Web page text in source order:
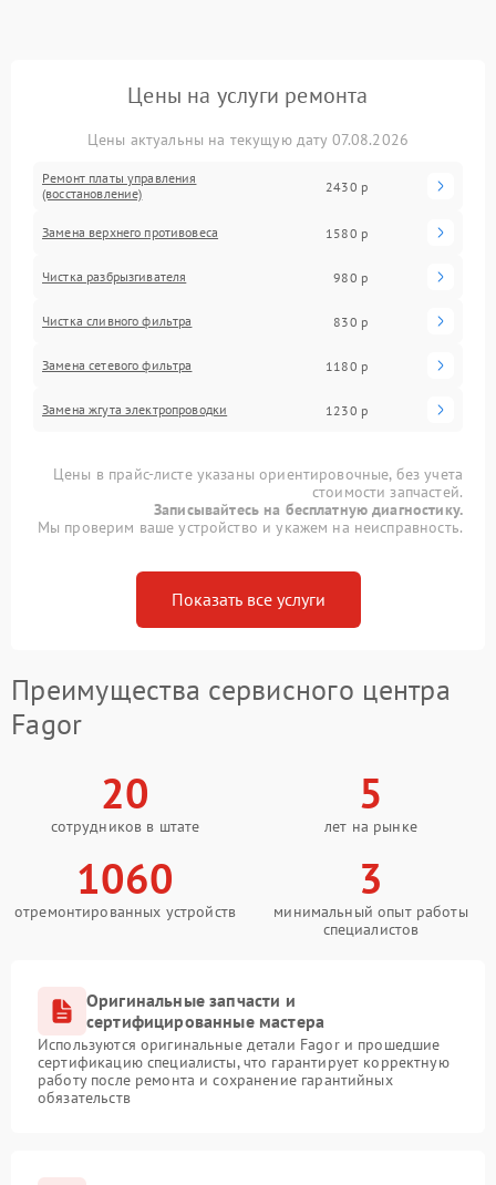
Цены на услуги ремонта
Цены актуальны на текущую дату 07.08.2026
Ремонт платы управления
(восстановление)
2430 р
Замена верхнего противовеса 1580 р
Чистка разбрызгивателя 980 р
Чистка сливного фильтра 830 р
Замена сетевого фильтра 1180 р
Замена жгута электропроводки 1230 р
Цены в прайс-листе указаны ориентировочные, без учета
стоимости запчастей.
Записывайтесь на бесплатную диагностику.
Мы проверим ваше устройство и укажем на неисправность.
Показать все услуги
Преимущества сервисного центра
Fagor
20
сотрудников в штате
5
лет на рынке
1060
отремонтированных устройств
3
минимальный опыт работы
специалистов
Оригинальные запчасти и
сертифицированные мастера
Используются оригинальные детали Fagor и прошедшие
сертификацию специалисты, что гарантирует корректную
работу после ремонта и сохранение гарантийных
обязательств